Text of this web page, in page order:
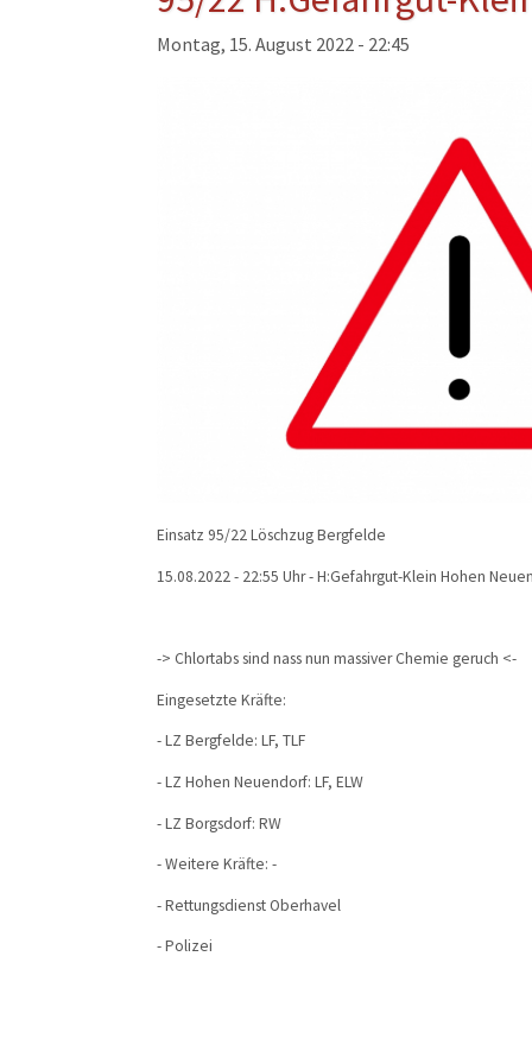
Montag, 15. August 2022 - 22:45
Einsatz 95/22 Löschzug Bergfelde
15.08.2022 - 22:55 Uhr - H:Gefahrgut-Klein Hohen
-> Chlortabs sind nass nun massiver Chemie geruch <-
Eingesetzte Kräfte:
- LZ Bergfelde: LF, TLF
- LZ Hohen Neuendorf: LF, ELW
- LZ Borgsdorf: RW
- Weitere Kräfte: -
- Rettungsdienst Oberhavel
- Polizei